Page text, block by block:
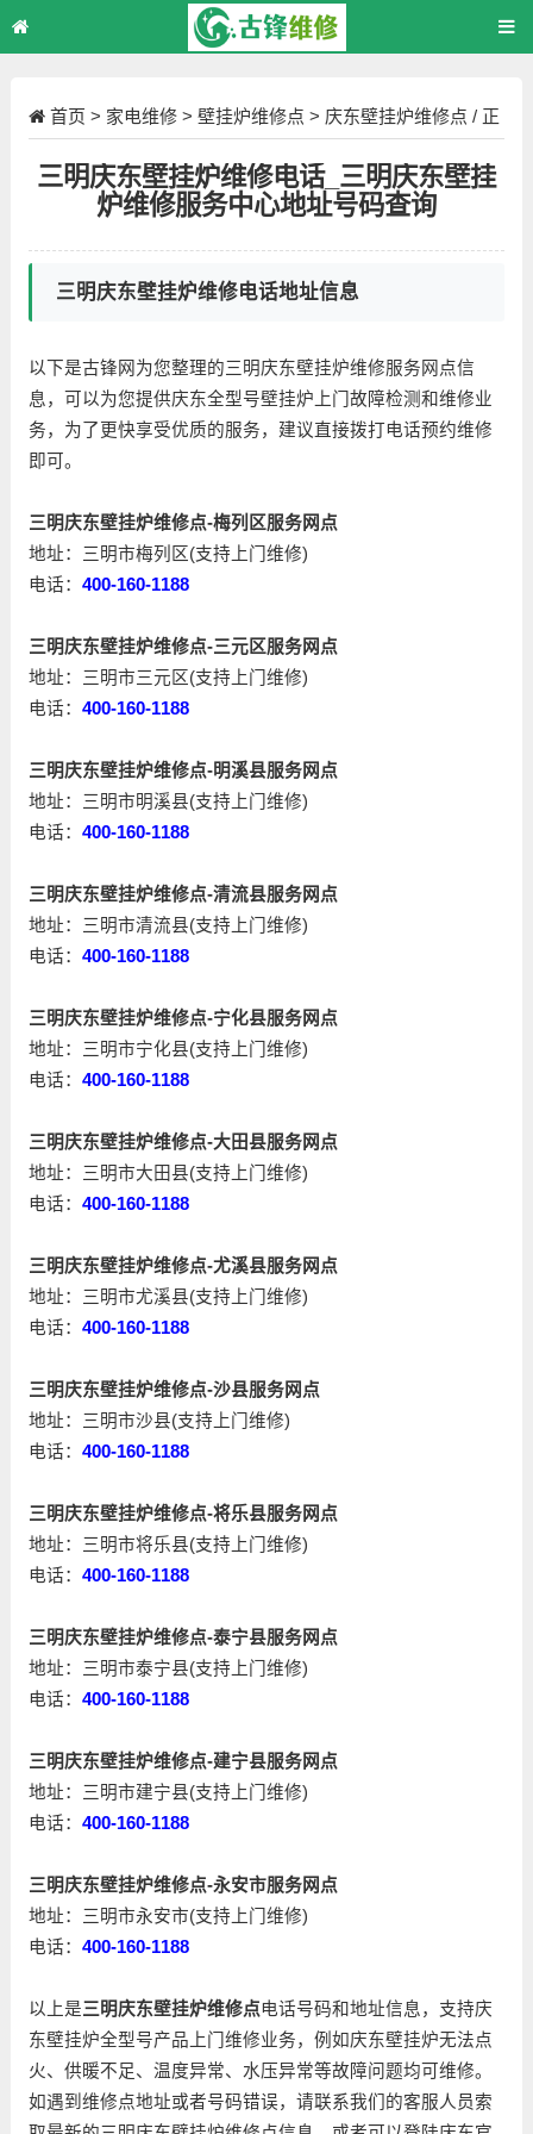
首页 > 家电维修> 壁挂炉维修点 > 庆东壁挂炉维修点 / 正
三明庆东壁挂炉维修电话_三明庆东壁挂
炉维修服务中心地址号码查询
三明庆东壁挂炉维修电话地址信息
以下是古锋网为您整理的三明庆东壁挂炉维修服务网点信
息，可以为您提供庆东全型号壁挂炉上门故障检测和维修业
务，为了更快享受优质的服务，建议直接拨打电话预约维修
即可。
三明庆东壁挂炉维修点-梅列区服务网点
地址：三明市梅列区(支持上门维修)
电话： 400-160-1188
三明庆东壁挂炉维修点-三元区服务网点
地址：三明市三元区(支持上门维修)
电话： 400-160-1188
三明庆东壁挂炉维修点-明溪县服务网点
地址：三明市明溪县(支持上门维修)
电话： 400-160-1188
三明庆东壁挂炉维修点-清流县服务网点
地址：三明市清流县(支持上门维修)
电话： 400-160-1188
三明庆东壁挂炉维修点-宁化县服务网点
地址：三明市宁化县(支持上门维修)
电话： 400-160-1188
三明庆东壁挂炉维修点-大田县服务网点
地址：三明市大田县(支持上门维修)
电话： 400-160-1188
三明庆东壁挂炉维修点-尤溪县服务网点
地址：三明市尤溪县(支持上门维修)
电话： 400-160-1188
三明庆东壁挂炉维修点-沙县服务网点
地址：三明市沙县(支持上门维修)
电话： 400-160-1188
三明庆东壁挂炉维修点-将乐县服务网点
地址：三明市将乐县(支持上门维修)
电话： 400-160-1188
三明庆东壁挂炉维修点-泰宁县服务网点
地址：三明市泰宁县(支持上门维修)
电话： 400-160-1188
三明庆东壁挂炉维修点-建宁县服务网点
地址：三明市建宁县(支持上门维修)
电话： 400-160-1188
三明庆东壁挂炉维修点-永安市服务网点
地址：三明市永安市(支持上门维修)
电话： 400-160-1188
以上是三明庆东壁挂炉维修点电话号码和地址信息，支持庆
东壁挂炉全型号产品上门维修业务，例如庆东壁挂炉无法点
火、供暖不足、温度异常、水压异常等故障问题均可维修。
如遇到维修点地址或者号码错误，请联系我们的客服人员索